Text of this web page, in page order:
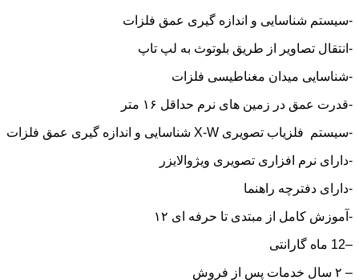
-سیستم شناسایی و اندازه گیری عمق فلزات
-انتقال تصاویر از طریق بلوتوث به لپ تاپ
-شناسایی میدان مغناطیسی فلزات
-قدرت عمق در زمین های نرم حداقل ۱۶ متر
-سیستم فلزیاب تصویری X-W شناسایی و اندازه گیری عمق فلزات
-دارای نرم افزاری تصویری ویژوالایزر
-دارای دفترچه راهنما
-آموزش کامل از مبتدی تا حرفه ای ۱۲
–12 ماه گارانتی
– ۲ سال خدمات پس از فروش